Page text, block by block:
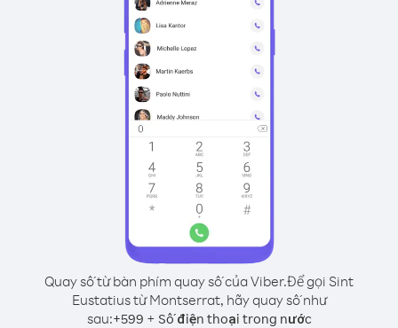
Quay số từ bàn phím quay số của Viber.Để gọi Sint
Eustatius từ Montserrat, hãy quay số như
sau:+599 + Số điện thoại trong nước